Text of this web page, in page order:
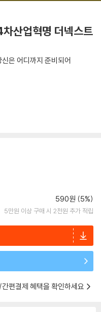
산업혁명 더넥스트
은 어디까지 준비되어
590원 (5%)
5만원 이상 구매 시 2천원 추가 적립
편결제 혜택을 확인하세요